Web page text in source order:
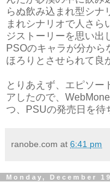
らぬ飲み込まれ型シナ
まれシナリオで人さら
ジストーリーを思い出
PSOのキャラが分か
ほろりとさせられて良
とりあえず、エピソー
アしたので、
つ、PSUの発売日を待
ranobe.com at 6:41 pm
Monday, December